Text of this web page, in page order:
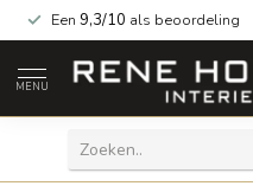
Een 9,3/10 als beoordeling
MENU